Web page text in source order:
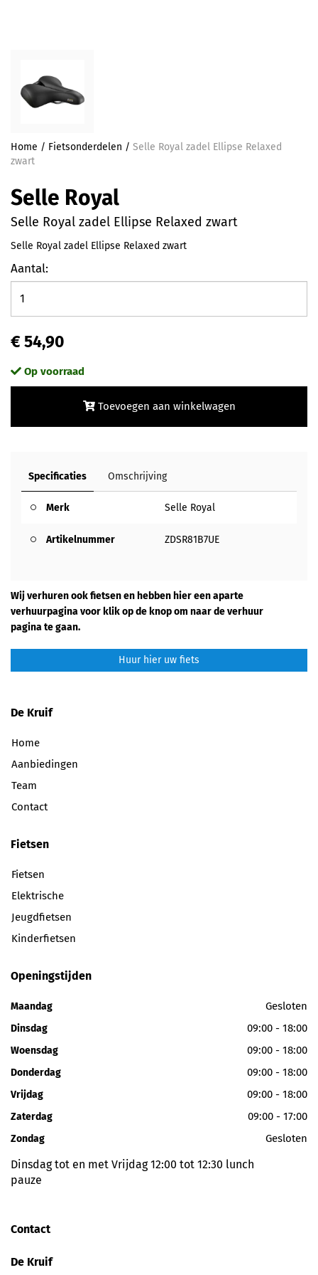
Home / Fietsonderdelen / Selle Royal zadel Ellipse Relaxed
zwart
Selle Royal
Selle Royal zadel Ellipse Relaxed zwart
Selle Royal zadel Ellipse Relaxed zwart
Aantal:
€ 54,90
Op voorraad
Toevoegen aan winkelwagen
Specificaties Omschrijving
Merk Selle Royal
Artikelnummer ZDSR81B7UE
Wij verhuren ook fietsen en hebben hier een aparte
verhuurpagina voor klik op de knop om naar de verhuur
pagina te gaan.
Huur hier uw fiets
De Kruif
Home
Aanbiedingen
Team
Contact
Fietsen
Fietsen
Elektrische
Jeugdfietsen
Kinderfietsen
Openingstijden
Maandag Gesloten
Dinsdag 09:00 - 18:00
Woensdag 09:00 - 18:00
Donderdag 09:00 - 18:00
Vrijdag 09:00 - 18:00
Zaterdag 09:00 - 17:00
Zondag Gesloten
Dinsdag tot en met Vrijdag 12:00 tot 12:30 lunch
pauze
Contact
De Kruif